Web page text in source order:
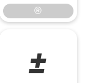
®
±